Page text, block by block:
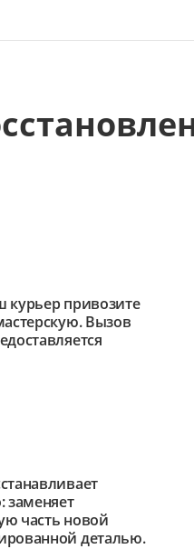
привозите
Вызов
заменяет
часть новой
деталью.